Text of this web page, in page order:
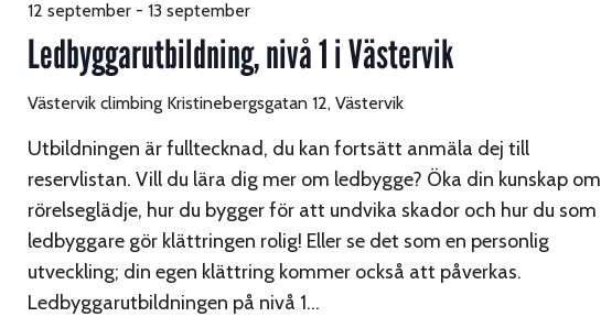
Ledbyggarutbildning, nivå 1 i Västervik
12 september - 13 september
Västervik climbing Kristinebergsgatan 12, Västervik
Utbildningen är fulltecknad, du kan fortsätt anmäla dej till
reservlistan. Vill du lära dig mer om ledbygge? Öka din kunskap om
rörelseglädje, hur du bygger för att undvika skador och hur du som
ledbyggare gör klättringen rolig! Eller se det som en personlig
utveckling; din egen klättring kommer också att påverkas.
Ledbyggarutbildningen på nivå 1…